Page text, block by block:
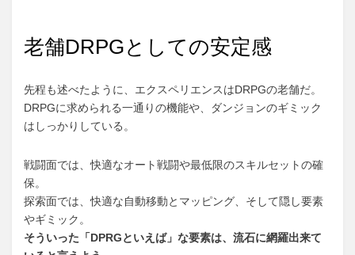
老舗DRPGとしての安定感
先程も述べたように、エクスペリエンスはDRPGの老舗だ。
DRPGに求められる一通りの機能や、ダンジョンのギミック
はしっかりしている。
戦闘面では、快適なオート戦闘や最低限のスキルセットの確
保。
探索面では、快適な自動移動とマッピング、そして隠し要素
やギミック。
そういった「DPRGといえば」な要素は、流石に網羅出来て